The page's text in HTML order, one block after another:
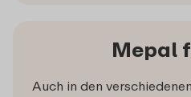
Mepal
Auch in den